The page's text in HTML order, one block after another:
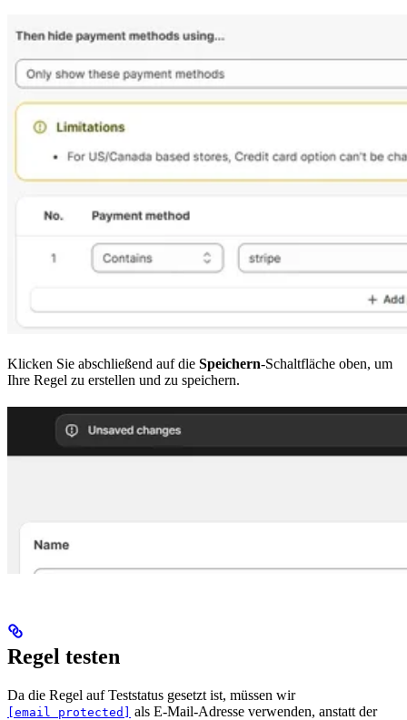
Klicken Sie abschließend auf die Speichern-Schaltfläche oben, um
Ihre Regel zu erstellen und zu speichern.
Regel testen
Da die Regel auf Teststatus gesetzt ist, müssen wir
[email protected]
als E-Mail-Adresse verwenden, anstatt der